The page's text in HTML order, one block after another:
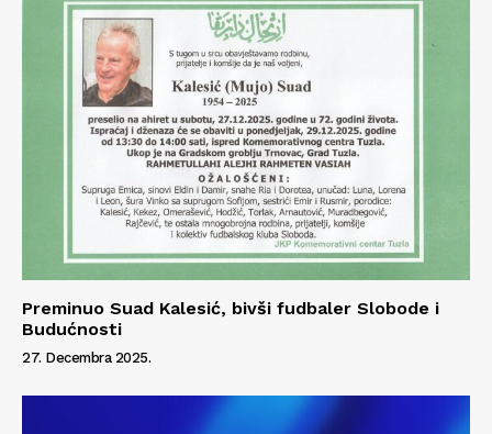
Info
O nama
Kontakt
Preminuo Suad Kalesić, bivši fudbaler Slobode i
Budućnosti
27. Decembra 2025.